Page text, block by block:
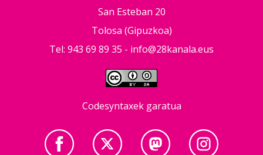
San Esteban 20
Tolosa (Gipuzkoa)
Tel: 943 69 89 35 - info@28kanala.eus
Codesyntaxek garatua